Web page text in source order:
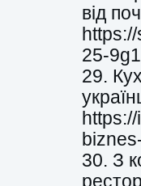
від
25-
29.
30. З